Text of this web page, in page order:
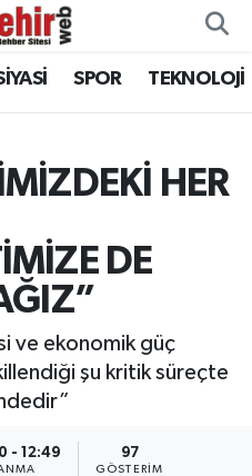
SPOR TEKNOLOJİ
HER
DE
ve ekonomik güç
şu kritik süreçte
- 12:49 97
GÖSTERIM
ve Fikstür